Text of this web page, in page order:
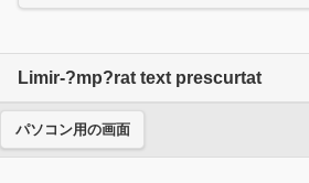
Limir-?mp?rat text prescurtat
パソコン用の画面